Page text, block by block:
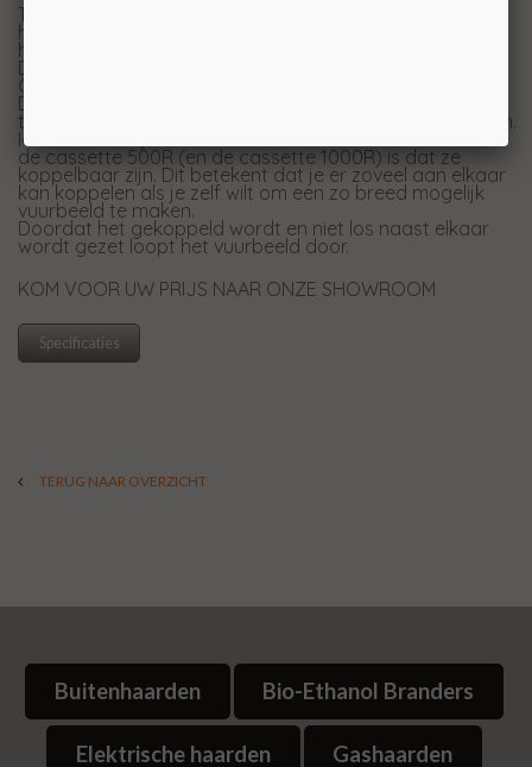
Ten eerste heeft deze cassette 500R elektrische
haard LED-verlichting in plaats van de
halogeenverlichting in de andere toestellen.
Daarnaast is het mogelijk om (tegen meerprijs) op deze
Opti-Myst cassette een waterleiding aan te sluiten.
Daardoor hoeft er niet meer met bakken water gelopen
te worden en hoeft deze dus niet meer gevuld te worden.
Ideaal natuurlijk voor restaurants etc. Het mooiste van
de cassette 500R (en de cassette 1000R) is dat ze
koppelbaar zijn. Dit betekent dat je er zoveel aan elkaar
kan koppelen als je zelf wilt om een zo breed mogelijk
vuurbeeld te maken.
Doordat het gekoppeld wordt en niet los naast elkaar
wordt gezet loopt het vuurbeeld door.
KOM VOOR UW PRIJS NAAR ONZE SHOWROOM
Specificaties
TERUG NAAR OVERZICHT
Buitenhaarden Bio-Ethanol Branders
Elektrische haarden Gashaarden